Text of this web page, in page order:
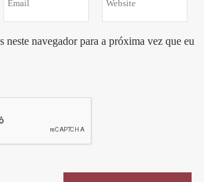
neste navegador para a próxima vez que eu